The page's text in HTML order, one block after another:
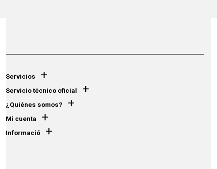
Servicios +
Servicio técnico oficial +
¿Quiénes somos? +
Mi cuenta +
Informació +